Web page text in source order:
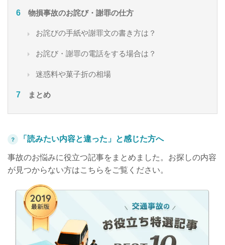
物損事故のお詫び・謝罪の仕方
お詫びの手紙や謝罪文の書き方は？
お詫び・謝罪の電話をする場合は？
迷惑料や菓子折の相場
まとめ
？ 「読みたい内容と違った」と感じた方へ
事故のお悩みに役立つ記事をまとめました。お探しの内容
が見つからない方はこちらをご覧ください。